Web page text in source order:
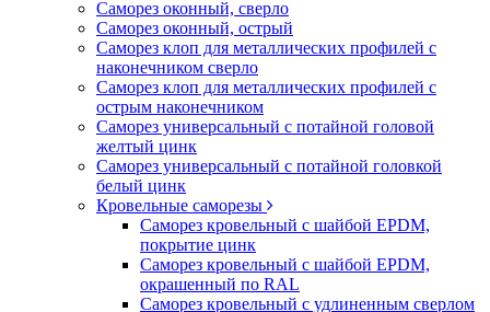
Саморез оконный, сверло
Саморез оконный, острый
Саморез клоп для металлических профилей с
наконечником сверло
Саморез клоп для металлических профилей с
острым наконечником
Саморез универсальный с потайной головой
желтый цинк
Саморез универсальный с потайной головкой
белый цинк
Кровельные саморезы
Саморез кровельный с шайбой EPDM,
покрытие цинк
Саморез кровельный с шайбой EPDM,
окрашенный по RAL
Саморез кровельный с удлиненным сверлом